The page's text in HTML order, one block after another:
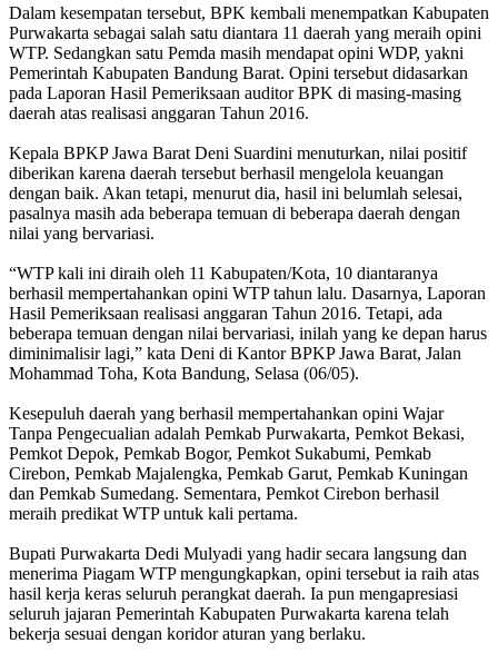
Dalam kesempatan tersebut, BPK kembali menempatkan Kabupaten
Purwakarta sebagai salah satu diantara 11 daerah yang meraih opini
WTP.‎ Sedangkan satu Pemda masih mendapat opini WDP, yakni
Pemerintah Kabupaten Bandung Barat. Opini tersebut didasarkan
pada Laporan Hasil Pemeriksaan auditor BPK di masing-masing
daerah atas realisasi anggaran Tahun 2016.
Kepala BPKP Jawa Barat Deni Suardini menuturkan, nilai positif
diberikan karena daerah tersebut berhasil mengelola keuangan
dengan baik. Akan tetapi, menurut dia, hasil ini belumlah selesai,
pasalnya masih ada beberapa temuan di beberapa daerah dengan
nilai yang bervariasi.
“WTP kali ini diraih oleh 11 Kabupaten/Kota, 10 diantaranya
berhasil mempertahankan opini WTP tahun lalu. Dasarnya, Laporan
Hasil Pemeriksaan realisasi anggaran Tahun 2016. Tetapi, ada
beberapa temuan dengan nilai bervariasi, inilah yang ke depan harus
diminimalisir lagi,” kata Deni di Kantor BPKP Jawa Barat, Jalan
Mohammad Toha, Kota Bandung, Selasa (06/05).
Kesepuluh daerah yang berhasil mempertahankan opini Wajar
Tanpa Pengecualian adalah Pemkab Purwakarta, Pemkot Bekasi,
Pemkot Depok, Pemkab Bogor, Pemkot Sukabumi, Pemkab
Cirebon, Pemkab Majalengka, Pemkab Garut, Pemkab Kuningan
dan Pemkab Sumedang. Sementara, Pemkot Cirebon berhasil
meraih predikat WTP untuk kali pertama.
Bupati Purwakarta Dedi Mulyadi yang hadir secara langsung dan
menerima Piagam WTP mengungkapkan, opini tersebut ia raih atas
hasil kerja keras seluruh perangkat daerah. Ia pun mengapresiasi
seluruh jajaran Pemerintah Kabupaten Purwakarta karena telah
bekerja sesuai dengan koridor aturan yang berlaku.